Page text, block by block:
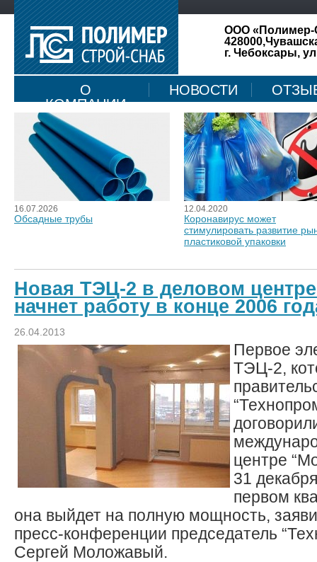
ООО «Полимер-
г. Чебоксары,
О
КОМПАНИИ
НОВОСТИ
16.07.2026
Обсадные трубы
12.04.2020
Коронавирус может
стимулировать развитие
пластиковой упаковки
Новая ТЭЦ-2 в деловом
начнет работу в конце 2006
26.04.2013
Первое
ТЭЦ-2,
центре
31
первом
она выйдет на полную мощность,
пресс-конференции председатель
Сергей Моложавый.